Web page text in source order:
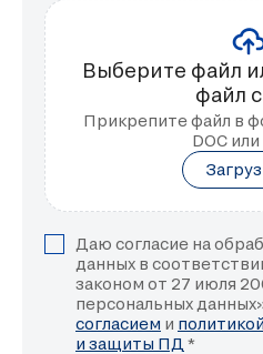
Выберите файл
файл
Прикрепите файл в
DOC
Даю согласие на
данных в
законом от 27 июля
персональных
согласием и
и защиты ПД *